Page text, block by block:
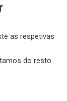
as respetivas
do resto.